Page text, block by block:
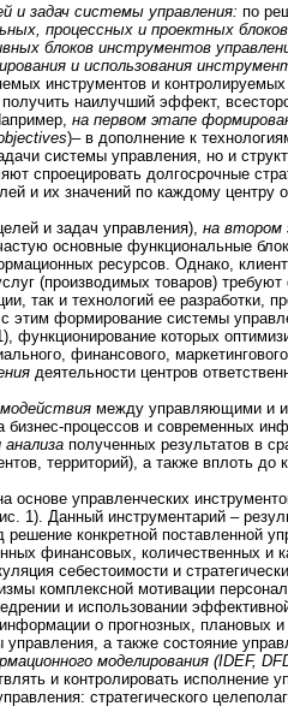
и задач системы управления: по
процессных и проектных блоков
блоков инструментов
и использования
инструментов и
наилучший эффект,
на первом этапе
)– в дополнение к
системы управления, но и
спроецировать долгосрочные
и их значений по каждому центру
и задач управления), на втором
основные функциональные
ресурсов. Однако,
(производимых товаров)
так и технологий ее разработки,
этим формирование системы
функционирование которых
финансового,
деятельности центров
между управляющими и
процессов и современных
анализа полученных результатов в
территорий), а также вплоть
основе управленческих
1). Данный инструментарий –
конкретной поставленной
финансовых, количественных и
себестоимости и
комплексной мотивации
и использовании
о прогнозных, плановых
а также состояние
моделирования (IDEF,
и контролировать исполнение
стратегического